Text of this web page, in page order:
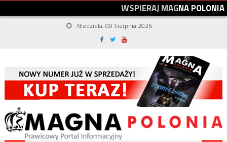
WSPIERAJMAGNAPOLONIA
Niedziela, 09 Sierpnia 2026